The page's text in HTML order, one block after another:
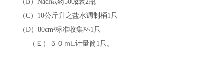
（B）Nacl试药500g装2瓶
（C）10公斤升之盐水调制桶1只
（D）80cm²标准收集杯1只
（Ｅ）５０ｍL计量筒1只。